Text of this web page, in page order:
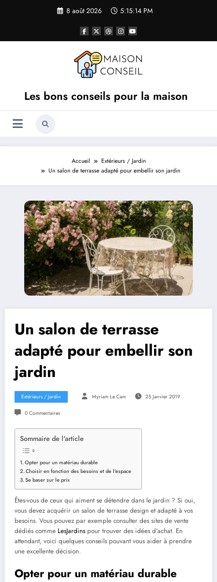
8 août 2026 5:15:15 PM
Les bons conseils pour la maison
Accueil
Extérieurs / Jardin
Un salon de terrasse adapté pour embellir son jardin
Un salon de terrasse
adapté pour embellir son
jardin
Extérieurs / Jardin Myriam Le Cam 25 Janvier 2019
0 Commentaires
Sommaire de l'article
Opter pour un matériau durable
Choisir en fonction des besoins et de l'espace
Se baser sur le prix
Êtes-vous de ceux qui aiment se détendre dans le jardin ? Si oui,
vous devez acquérir un salon de terrasse design et adapté à vos
besoins. Vous pouvez par exemple consulter des sites de vente
dédiés comme LesJardins pour trouver des idées d'achat. En
attendant, voici quelques conseils pouvant vous aider à prendre
une excellente décision.
Opter pour un matériau durable